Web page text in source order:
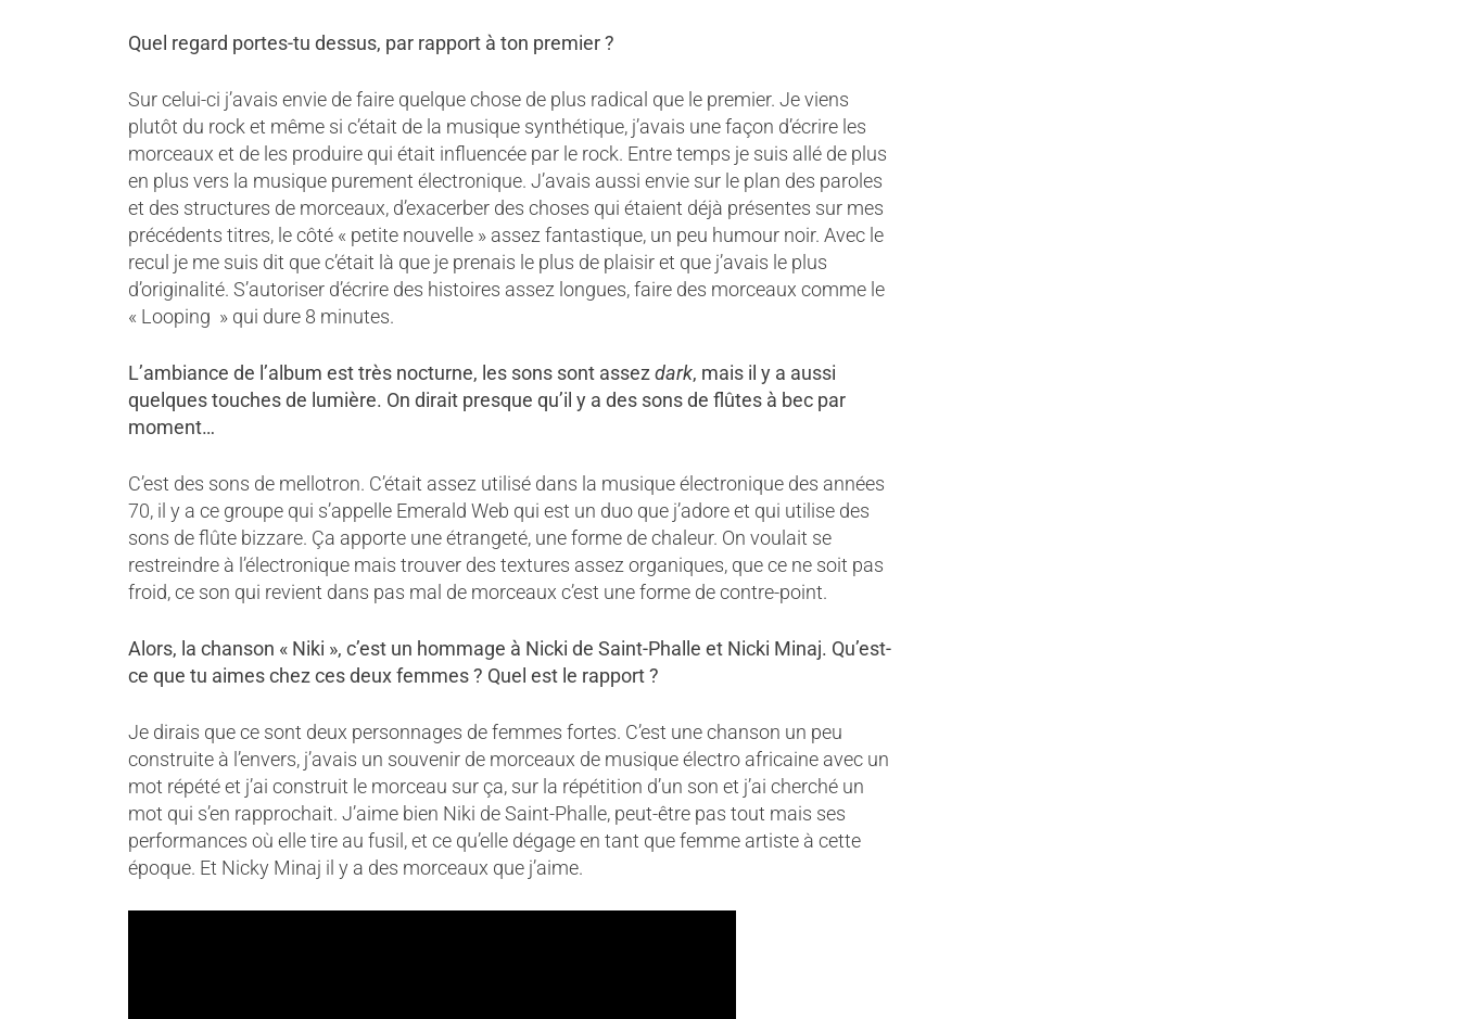
Quel regard portes-tu dessus, par rapport à ton premier ?
Sur celui-ci j’avais envie de faire quelque chose de plus radical que le premier. Je viens
plutôt du rock et même si c’était de la musique synthétique, j’avais une façon d’écrire les
morceaux et de les produire qui était influencée par le rock. Entre temps je suis allé de plus
en plus vers la musique purement électronique. J’avais aussi envie sur le plan des paroles
et des structures de morceaux, d’exacerber des choses qui étaient déjà présentes sur mes
précédents titres, le côté « petite nouvelle » assez fantastique, un peu humour noir. Avec le
recul je me suis dit que c’était là que je prenais le plus de plaisir et que j’avais le plus
d’originalité. S’autoriser d’écrire des histoires assez longues, faire des morceaux comme le
« Looping » qui dure 8 minutes.
L’ambiance de l’album est très nocturne, les sons sont assez dark, mais il y a aussi
quelques touches de lumière. On dirait presque qu’il y a des sons de flûtes à bec par
moment…
C’est des sons de mellotron. C’était assez utilisé dans la musique électronique des années
70, il y a ce groupe qui s’appelle Emerald Web qui est un duo que j’adore et qui utilise des
sons de flûte bizzare. Ça apporte une étrangeté, une forme de chaleur. On voulait se
restreindre à l’électronique mais trouver des textures assez organiques, que ce ne soit pas
froid, ce son qui revient dans pas mal de morceaux c’est une forme de contre-point.
Alors, la chanson « Niki », c’est un hommage à Nicki de Saint-Phalle et Nicki Minaj. Qu’est-
ce que tu aimes chez ces deux femmes ? Quel est le rapport ?
Je dirais que ce sont deux personnages de femmes fortes. C’est une chanson un peu
construite à l’envers, j’avais un souvenir de morceaux de musique électro africaine avec un
mot répété et j’ai construit le morceau sur ça, sur la répétition d’un son et j’ai cherché un
mot qui s’en rapprochait. J’aime bien Niki de Saint-Phalle, peut-être pas tout mais ses
performances où elle tire au fusil, et ce qu’elle dégage en tant que femme artiste à cette
époque. Et Nicky Minaj il y a des morceaux que j’aime.